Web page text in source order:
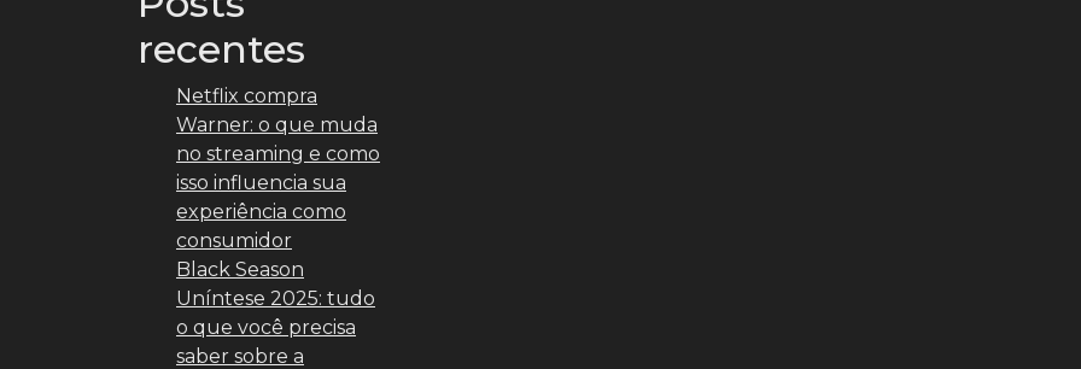
recentes
Netflix compra
Warner: o que muda
no streaming e como
isso influencia sua
experiência como
consumidor
Black Season
Uníntese 2025: tudo
o que você precisa
saber sobre a